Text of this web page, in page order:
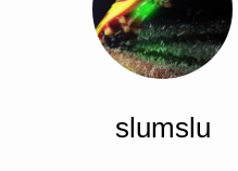
slumslu